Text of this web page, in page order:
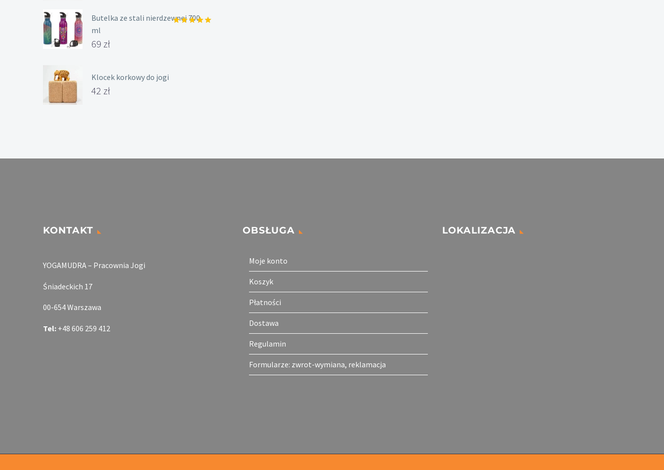
Butelka ze stali nierdzewnej 700
ml
69 zł
Klocek korkowy do jogi
42 zł
KONTAKT
YOGAMUDRA – Pracownia Jogi
Śniadeckich 17
00-654 Warszawa
Tel: +48 606 259 412
OBSŁUGA
Moje konto
Koszyk
Płatności
Dostawa
Regulamin
Formularze: zwrot-wymiana, reklamacja
LOKALIZACJA